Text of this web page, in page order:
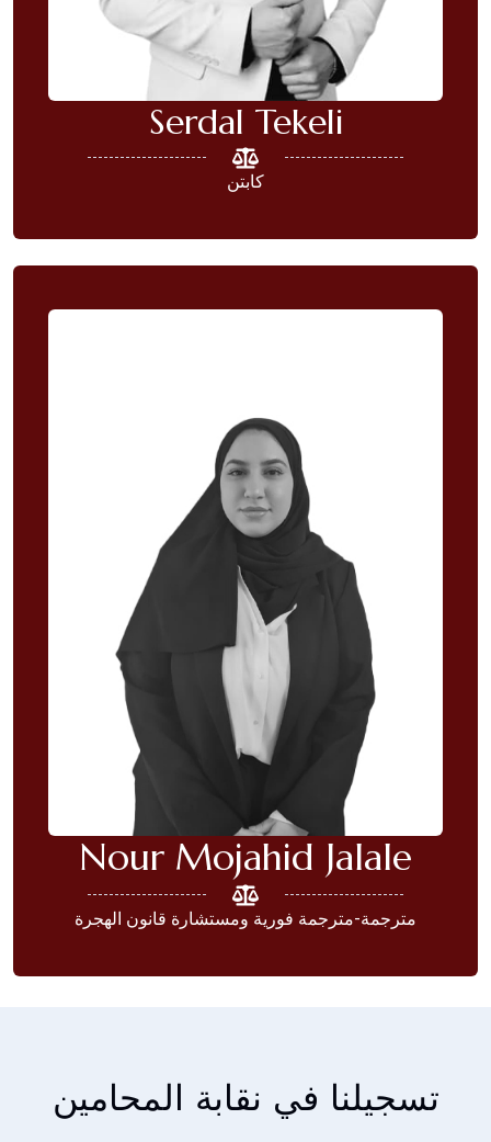
Serdal Tekeli
كابتن
Nour Mojahid Jalale
مترجمة-مترجمة فورية ومستشارة قانون الهجرة
تسجيلنا في نقابة المحامين